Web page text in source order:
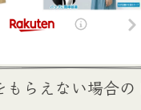
もらえない場合の